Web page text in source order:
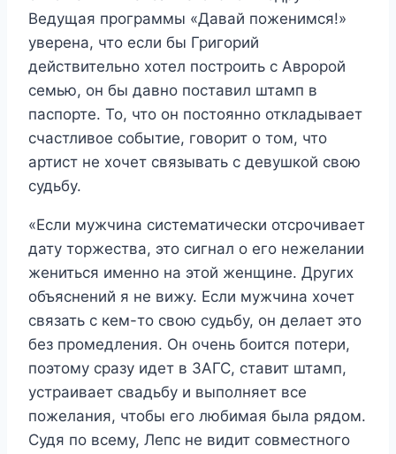
Ведущая программы «Давай поженимся!»
уверена, что если бы Григорий
действительно хотел построить с Авророй
семью, он бы давно поставил штамп в
паспорте. То, что он постоянно откладывает
счастливое событие, говорит о том, что
артист не хочет связывать с девушкой свою
судьбу.
«Если мужчина систематически отсрочивает
дату торжества, это сигнал о его нежелании
жениться именно на этой женщине. Других
объяснений я не вижу. Если мужчина хочет
связать с кем-то свою судьбу, он делает это
без промедления. Он очень боится потери,
поэтому сразу идет в ЗАГС, ставит штамп,
устраивает свадьбу и выполняет все
пожелания, чтобы его любимая была рядом.
Судя по всему, Лепс не видит совместного